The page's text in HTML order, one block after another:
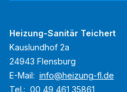
Heizung-Sanitär Teichert
Kauslundhof 2a
24943 Flensburg
E-Mail: info@heizung-fl.de
Tel.: 00 49 461 35861